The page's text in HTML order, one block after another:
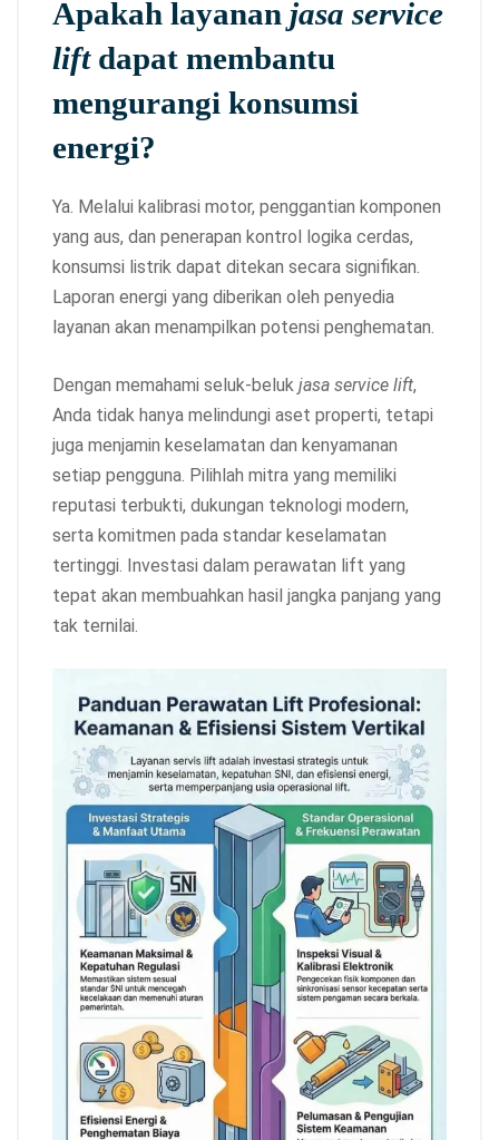
Apakah layanan jasa service
liftdapat membantu
mengurangi konsumsi
energi?
Ya. Melalui kalibrasi motor, penggantian komponen
yang aus, dan penerapan kontrol logika cerdas,
konsumsi listrik dapat ditekan secara signifikan.
Laporan energi yang diberikan oleh penyedia
layanan akan menampilkan potensi penghematan.
Dengan memahami seluk‑beluk jasa service lift,
Anda tidak hanya melindungi aset properti, tetapi
juga menjamin keselamatan dan kenyamanan
setiap pengguna. Pilihlah mitra yang memiliki
reputasi terbukti, dukungan teknologi modern,
serta komitmen pada standar keselamatan
tertinggi. Investasi dalam perawatan lift yang
tepat akan membuahkan hasil jangka panjang yang
tak ternilai.